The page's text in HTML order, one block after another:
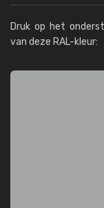
Druk op het
van deze RAL-kleur: